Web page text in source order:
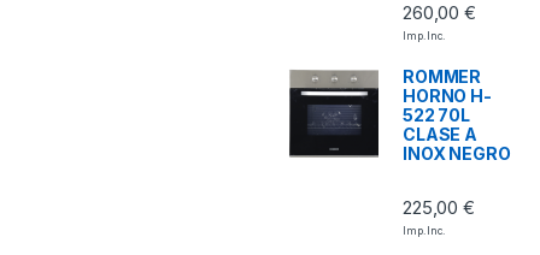
260,00€
Imp. Inc.
ROMMER
HORNO H-
522 70L
CLASE A
INOX NEGRO
225,00€
Imp. Inc.